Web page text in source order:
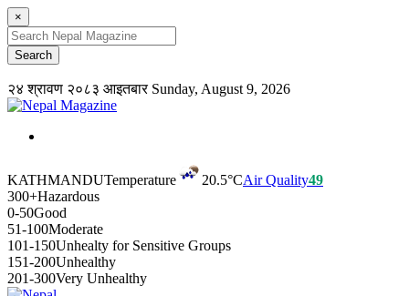
×
२४ श्रावण २०८३ आइतबारSunday, August 9, 2026
KATHMANDUTemperature 20.5°CAir Quality49
300+Hazardous
0-50Good
51-100Moderate
101-150Unhealty for Sensitive Groups
151-200Unhealthy
201-300Very Unhealthy